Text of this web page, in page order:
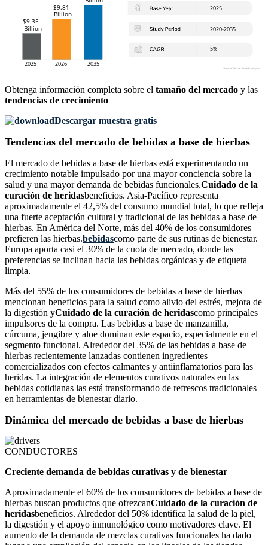
Obtenga información completa sobre el tamaño del mercado y las
tendencias de crecimiento
Descargar muestra gratis
Tendencias del mercado de bebidas a base de hierbas
El mercado de bebidas a base de hierbas está experimentando un
crecimiento notable impulsado por una mayor conciencia sobre la
salud y una mayor demanda de bebidas funcionales.Cuidado de la
curación de heridasbeneficios. Asia-Pacífico representa
aproximadamente el 42,5% del consumo mundial total, lo que refleja
una fuerte aceptación cultural y tradicional de las bebidas a base de
hierbas. En América del Norte, más del 40% de los consumidores
prefieren las hierbas.bebidascomo parte de sus rutinas de bienestar.
Europa aporta casi el 30% de la cuota de mercado, donde las
preferencias se inclinan hacia las bebidas orgánicas y de etiqueta
limpia.
Más del 55% de los consumidores de bebidas a base de hierbas
mencionan beneficios para la salud como alivio del estrés, mejora de
la digestión yCuidado de la curación de heridascomo principales
impulsores de la compra. Las bebidas a base de manzanilla,
cúrcuma, jengibre y aloe dominan este espacio, especialmente en el
segmento funcional. Alrededor del 35% de las bebidas a base de
hierbas recientemente lanzadas contienen ingredientes
comercializados con efectos calmantes y antiinflamatorios para las
heridas. La integración de elementos curativos naturales en las
bebidas cotidianas las está transformando de refrescos tradicionales
en herramientas de bienestar diario.
Dinámica del mercado de bebidas a base de hierbas
CONDUCTORES
Creciente demanda de bebidas curativas y de bienestar
Aproximadamente el 60% de los consumidores de bebidas a base de
hierbas buscan productos que ofrezcanCuidado de la curación de
heridasbeneficios. Alrededor del 50% identifica la salud de la piel,
la digestión y el apoyo inmunológico como motivadores clave. El
aumento de la demanda de mezclas curativas funcionales ha dado